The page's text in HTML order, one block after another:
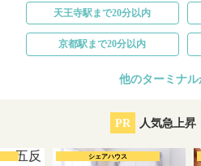
天王寺駅まで20分以内
京都駅まで20分以内
他のターミナ
PR 人気急上昇
シェアハウス